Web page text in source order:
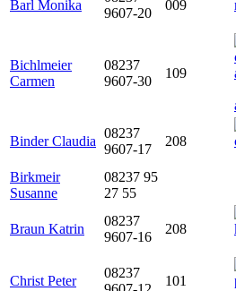
Barl Monika
9607-20
009
Bichlmeier
Carmen
08237
9607-30
109
Binder Claudia
08237
9607-17
208
Birkmeir
Susanne
08237 95
27 55
Braun Katrin
08237
9607-16
208
Christ Peter
08237
101